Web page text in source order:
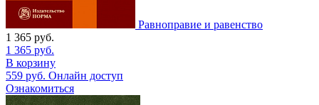
Равноправие и равенство
1 365 руб.
1 365 руб.
В корзину
559 руб. Онлайн доступ
Ознакомиться